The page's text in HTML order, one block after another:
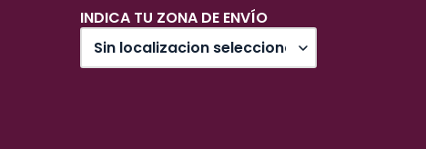
INDICA TU ZONA DE ENVÍO